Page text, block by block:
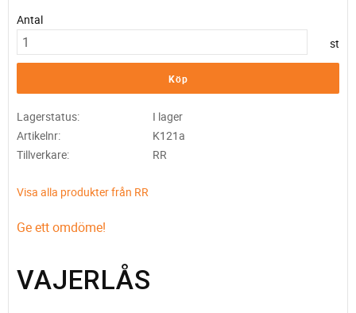
Antal
st
Köp
Lagerstatus
I lager
Artikelnr
K121a
Tillverkare
RR
Visa alla produkter från RR
Ge ett omdöme!
VAJERLÅS